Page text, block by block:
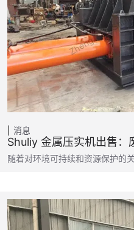
消息
Shuliy 金属压实机出售：
随着对环境可持续和资源保护的